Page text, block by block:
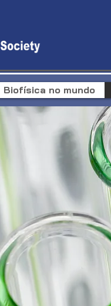
Biofísica no mundo